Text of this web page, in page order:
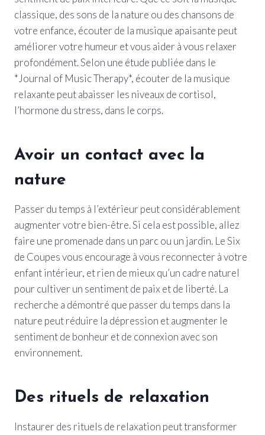
classique, des sons de la nature ou des chansons de
votre enfance, écouter de la musique apaisante peut
améliorer votre humeur et vous aider à vous relaxer
profondément. Selon une étude publiée dans le
*Journal of Music Therapy*, écouter de la musique
relaxante peut abaisser les niveaux de cortisol,
l’hormone du stress, dans le corps.
Avoir un contact avec la
nature
Passer du temps à l’extérieur peut considérablement
augmenter votre bien-être. Si cela est possible, allez
faire une promenade dans un parc ou un jardin. Le Six
de Coupes vous encourage à vous reconnecter à votre
enfant intérieur, et rien de mieux qu’un cadre naturel
pour cultiver un sentiment de paix et de liberté. La
recherche a démontré que passer du temps dans la
nature peut réduire la dépression et augmenter le
sentiment de bonheur et de connexion avec son
environnement.
Des rituels de relaxation
Instaurer des rituels de relaxation peut transformer